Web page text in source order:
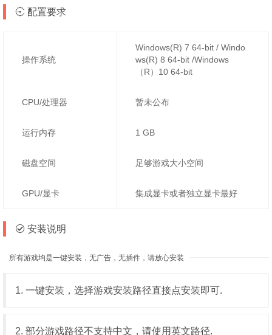
配置要求
操作系统
Windows(R) 7 64-bit / Windo
ws(R) 8 64-bit /Windows
（R）10 64-bit
CPU/处理器 暂未公布
运行内存 1 GB
磁盘空间 足够游戏大小空间
GPU/显卡 集成显卡或者独立显卡最好
安装说明
所有游戏均是一键安装，无广告，无插件，请放心安装
1. 一键安装，选择游戏安装路径直接点安装即可.
2. 部分游戏路径不支持中文，请使用英文路径.